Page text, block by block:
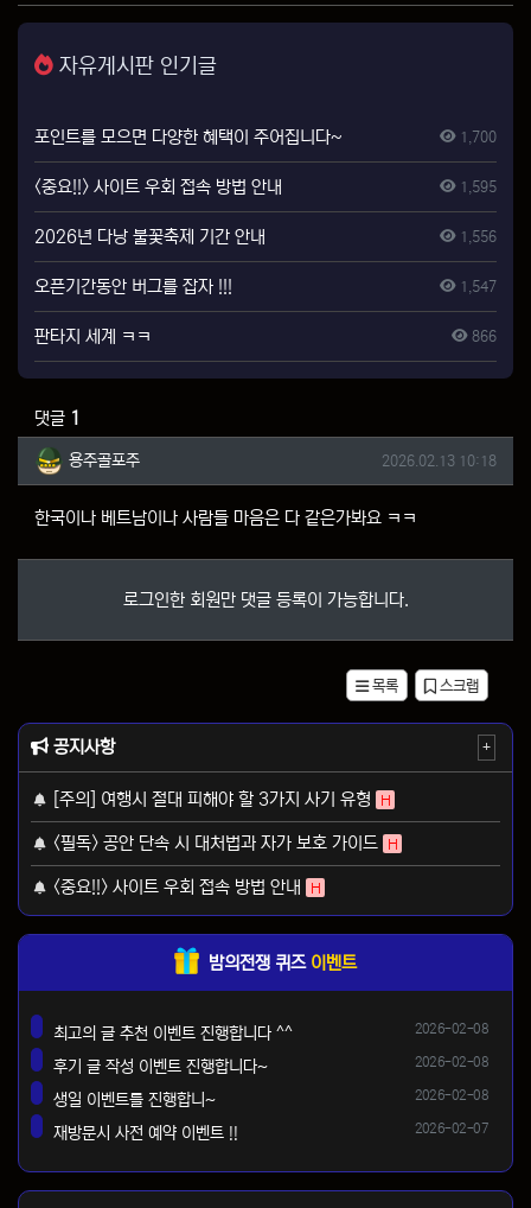
자유게시판 인기글
포인트를 모으면 다양한 혜택이 주어집니다~ 1,700
<중요!!> 사이트 우회 접속 방법 안내 1,595
2026년 다낭 불꽃축제 기간 안내 1,556
오픈기간동안 버그를 잡자 !!! 1,547
판타지 세계 ㅋㅋ 866
댓글 1
용주골포주님의 댓글
용주골포주 작성일
2026.02.13 10:18
한국이나 베트남이나 사람들 마음은 다 같은가봐요 ㅋㅋ
로그인한 회원만 댓글 등록이 가능합니다.
목록 스크랩
공지사항 +
[주의] 여행시 절대 피해야 할 3가지 사기 유형 H
<필독> 공안 단속 시 대처법과 자가 보호 가이드 H
<중요!!> 사이트 우회 접속 방법 안내 H
밤의전쟁 퀴즈 이벤트
등록일
2026-02-08
최고의 글 추천 이벤트 진행합니다 ^^
등록일
2026-02-08
후기 글 작성 이벤트 진행합니다~
등록일
2026-02-08
생일 이벤트를 진행합니~
등록일
2026-02-07
재방문시 사전 예약 이벤트 !!